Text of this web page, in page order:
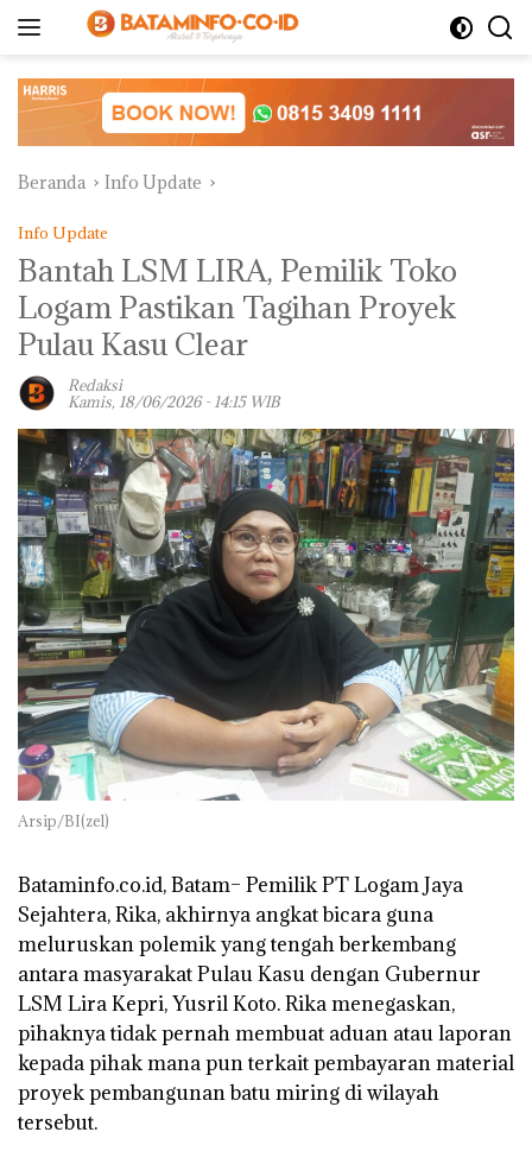
Beranda Info Update
Info Update
Bantah LSM LIRA, Pemilik Toko
Logam Pastikan Tagihan Proyek
Pulau Kasu Clear ‎
Redaksi
Kamis, 18/06/2026 - 14:15 WIB
Arsip/BI(zel)
‎Bataminfo.co.id, Batam– Pemilik PT Logam Jaya
Sejahtera, Rika, akhirnya angkat bicara guna
meluruskan polemik yang tengah berkembang
antara masyarakat Pulau Kasu dengan Gubernur
LSM Lira Kepri, Yusril Koto. Rika menegaskan,
pihaknya tidak pernah membuat aduan atau laporan
kepada pihak mana pun terkait pembayaran material
proyek pembangunan batu miring di wilayah
tersebut.